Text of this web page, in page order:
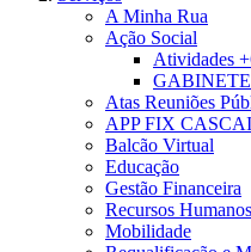
A Minha Rua
Ação Social
Atividades
Atas Reuniões
APP FIX
Balcão Virtual
Educação
Gestão Financeira
Recursos Humanos
Mobilidade